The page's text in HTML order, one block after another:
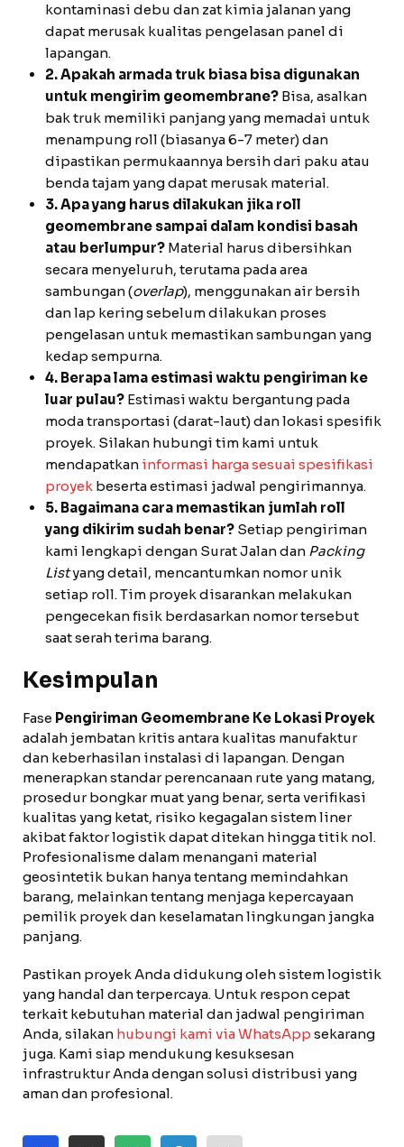
kontaminasi debu dan zat kimia jalanan yang
dapat merusak kualitas pengelasan panel di
lapangan.
2. Apakah armada truk biasa bisa digunakan
untuk mengirim geomembrane? Bisa, asalkan
bak truk memiliki panjang yang memadai untuk
menampung roll (biasanya 6-7 meter) dan
dipastikan permukaannya bersih dari paku atau
benda tajam yang dapat merusak material.
3. Apa yang harus dilakukan jika roll
geomembrane sampai dalam kondisi basah
atau berlumpur? Material harus dibersihkan
secara menyeluruh, terutama pada area
sambungan (overlap), menggunakan air bersih
dan lap kering sebelum dilakukan proses
pengelasan untuk memastikan sambungan yang
kedap sempurna.
4. Berapa lama estimasi waktu pengiriman ke
luar pulau? Estimasi waktu bergantung pada
moda transportasi (darat-laut) dan lokasi spesifik
proyek. Silakan hubungi tim kami untuk
mendapatkan informasi harga sesuai spesifikasi
proyek beserta estimasi jadwal pengirimannya.
5. Bagaimana cara memastikan jumlah roll
yang dikirim sudah benar? Setiap pengiriman
kami lengkapi dengan Surat Jalan dan Packing
Listyang detail, mencantumkan nomor unik
setiap roll. Tim proyek disarankan melakukan
pengecekan fisik berdasarkan nomor tersebut
saat serah terima barang.
Kesimpulan
Fase Pengiriman Geomembrane Ke Lokasi Proyek
adalah jembatan kritis antara kualitas manufaktur
dan keberhasilan instalasi di lapangan. Dengan
menerapkan standar perencanaan rute yang matang,
prosedur bongkar muat yang benar, serta verifikasi
kualitas yang ketat, risiko kegagalan sistem liner
akibat faktor logistik dapat ditekan hingga titik nol.
Profesionalisme dalam menangani material
geosintetik bukan hanya tentang memindahkan
barang, melainkan tentang menjaga kepercayaan
pemilik proyek dan keselamatan lingkungan jangka
panjang.
Pastikan proyek Anda didukung oleh sistem logistik
yang handal dan terpercaya. Untuk respon cepat
terkait kebutuhan material dan jadwal pengiriman
Anda, silakan hubungi kami via WhatsApp sekarang
juga. Kami siap mendukung kesuksesan
infrastruktur Anda dengan solusi distribusi yang
aman dan profesional.